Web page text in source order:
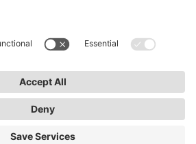
Aviso de privacidad
de garantie
Accessibilité